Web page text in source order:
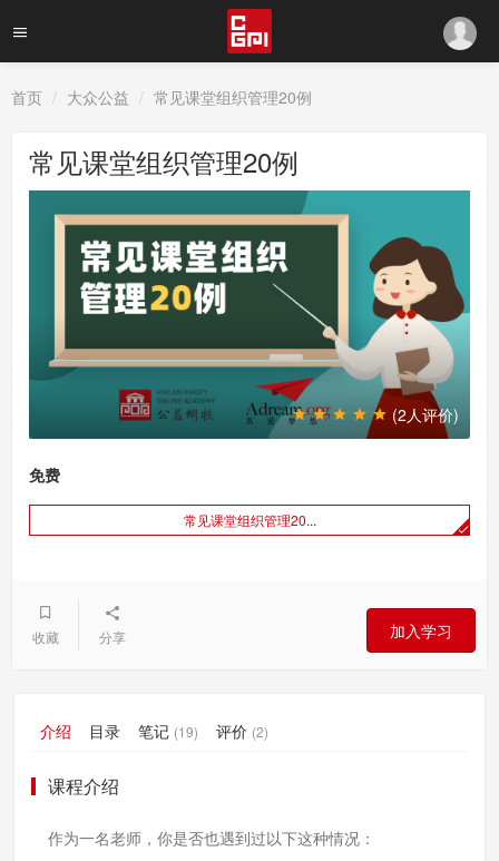
首页 大众公益 常见课堂组织管理20例
常见课堂组织管理20例
(2人评价)
免费
常见课堂组织管理20...
收藏 分享 加入学习
介绍 目录 笔记 (19) 评价 (2)
课程介绍
作为一名老师，你是否也遇到过以下这种情况：